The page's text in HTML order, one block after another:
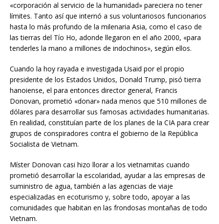
«corporación al servicio de la humanidad» pareciera no tener
límites. Tanto así que internó a sus voluntariosos funcionarios
hasta lo más profundo de la milenaria Asia, como el caso de
las tierras del Tío Ho, adonde llegaron en el año 2000, «para
tenderles la mano a millones de indochinos», según ellos.
Cuando la hoy rayada e investigada Usaid por el propio
presidente de los Estados Unidos, Donald Trump, pisó tierra
hanoiense, el para entonces director general, Francis
Donovan, prometió «donar» nada menos que 510 millones de
dólares para desarrollar sus famosas actividades humanitarias.
En realidad, constituían parte de los planes de la CIA para crear
grupos de conspiradores contra el gobierno de la República
Socialista de Vietnam.
Míster Donovan casi hizo llorar a los vietnamitas cuando
prometió desarrollar la escolaridad, ayudar a las empresas de
suministro de agua, también a las agencias de viaje
especializadas en ecoturismo y, sobre todo, apoyar a las
comunidades que habitan en las frondosas montañas de todo
Vietnam.